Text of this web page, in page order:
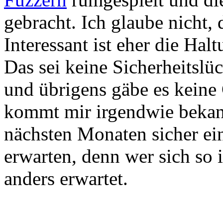
gebracht. Ich glaube nicht,
Interessant ist eher die
Das sei keine
und übrigens gäbe es
kommt mir irgendwie
nächsten Monaten sicher
erwarten, denn wer sich
anders erwartet.